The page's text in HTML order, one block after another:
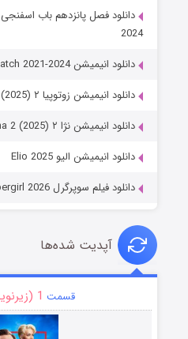
2024
دانلود انیمیشن Star Wars: The Bad Batch 2021-2024
دانلود انیمیشن زوتوپیا ۲ Zootopia 2 (2025)
دانلود انیمیشن نژا ۲ Ne Zha 2 (2025)
دانلود انیمیشن الیو Elio 2025
دانلود فیلم سوپرگرل Supergirl 2026
آپدیت شده‌ها
قسمت 1 (زیرنویس)